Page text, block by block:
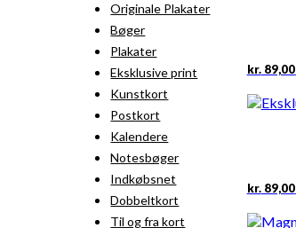
kr.89,00
kr.89,00
Originale Plakater
Bøger
Plakater
Eksklusive print
Kunstkort
Postkort
Kalendere
Notesbøger
Indkøbsnet
Dobbeltkort
Til og fra kort